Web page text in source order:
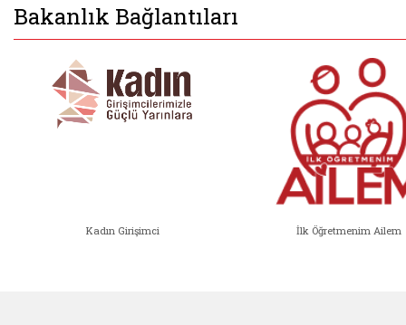
Bakanlık Bağlantıları
Kadın Girişimci İlk Öğretmenim Ailem